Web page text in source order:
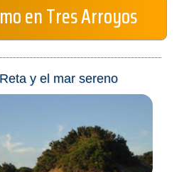
en Tres Arroyos
y el mar sereno